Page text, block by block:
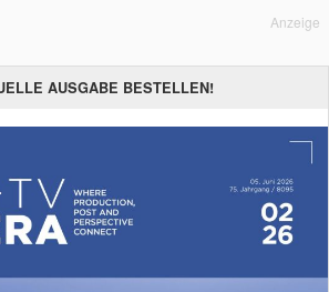
Anzeige
AUSGABE BESTELLEN!